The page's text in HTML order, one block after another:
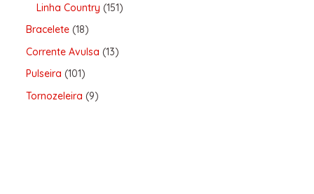
Linha Country 151
Bracelete 18
Corrente Avulsa 13
Pulseira 101
Tornozeleira 9